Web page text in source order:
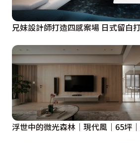
兄妹設計師打造四感案場 日式留白
浮世中的微光森林｜現代風｜65坪